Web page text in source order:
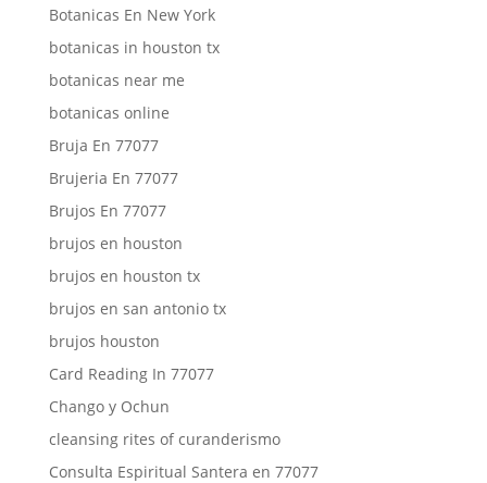
Botanicas En New York
botanicas in houston tx
botanicas near me
botanicas online
Bruja En 77077
Brujeria En 77077
Brujos En 77077
brujos en houston
brujos en houston tx
brujos en san antonio tx
brujos houston
Card Reading In 77077
Chango y Ochun
cleansing rites of curanderismo
Consulta Espiritual Santera en 77077